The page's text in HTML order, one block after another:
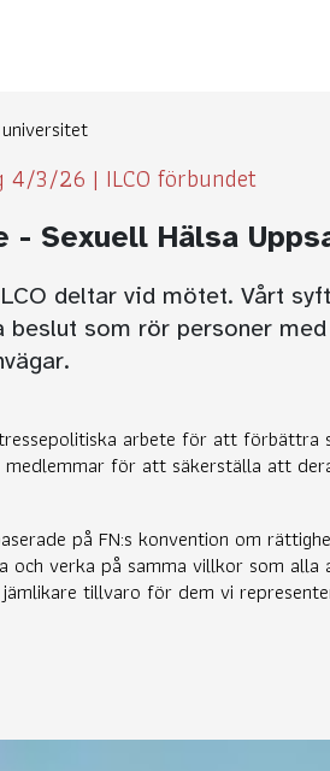
4/3/26 | ILCO förbundet
- Sexuell Hälsa
deltar vid mötet. Vårt
beslut som rör personer
arbete för att
för att säkerställa att
på FN:s konvention om
och verka på samma villkor som
tillvaro för dem vi